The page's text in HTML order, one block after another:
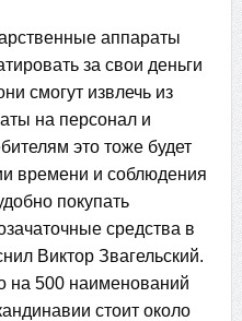
аппараты
за свои деньги
смогут извлечь из
на персонал и
это тоже будет
времени и соблюдения
покупать
средства в
Виктор Звагельский.
на 500 наименований
стоит около